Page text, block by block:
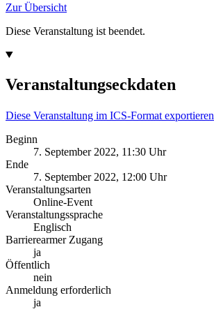
Zur Übersicht
Diese Veranstaltung ist beendet.
Veranstaltungseckdaten
Diese Veranstaltung im ICS-Format exportieren
Beginn
7. September 2022, 11:30 Uhr
Ende
7. September 2022, 12:00 Uhr
Veranstaltungsarten
Online-Event
Veranstaltungssprache
Englisch
Barrierearmer Zugang
ja
Öffentlich
nein
Anmeldung erforderlich
ja